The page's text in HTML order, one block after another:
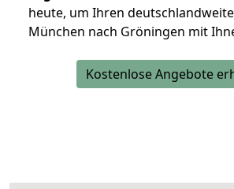
heute, um Ihren
München nach Gröningen mit
Kostenlose Angebote